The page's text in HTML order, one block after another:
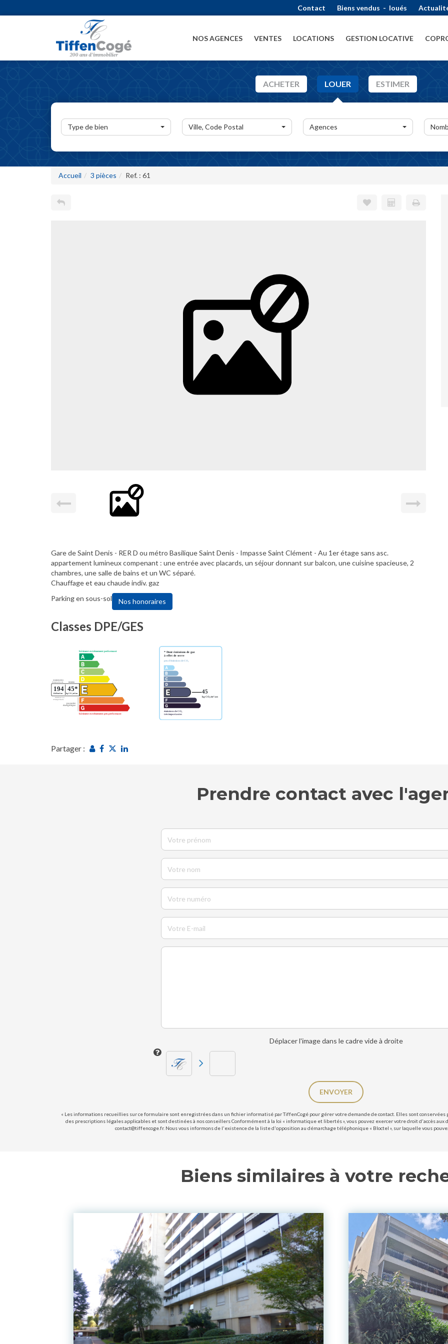
Contact Biens vendus - loués
NOS AGENCES VENTES LOCATIONS GESTION LOCATIVE
ACHETER LOUER ESTIMER
Type de bien Ville, Code Postal Agences
Accueil 3 pièces Ref. : 61
Gare de Saint Denis - RER D ou métro Basilique Saint Denis - Impasse Saint Clément - Au 1er étage sans asc.
appartement lumineux compenant : une entrée avec placards, un séjour donnant sur balcon, une cuisine spacieuse, 2
chambres, une salle de bains et un WC séparé.
Chauffage et eau chaude indiv. gaz
Parking en sous-sol
Nos honoraires
Classes DPE/GES
Partager :
Prendre contact avec
Déplacer l'image dans le cadre vide à droite
ENVOYER
« Les informations recueillies sur ce formulaire sont enregistrées dans un fichier informatisé par TiffenCogé pour gérer votre demande de contact. Elles sont
des prescriptions légales applicables et sont destinées à nos conseillers Conformément à la loi « informatique et libertés », vous pouvez exercer votre droit d'accès
contact@tiffencoge.fr. Nous vous informons de l'existence de la liste d'opposition au démarchage téléphonique « Bloctel », sur laquelle vous
Biens similaires à votre